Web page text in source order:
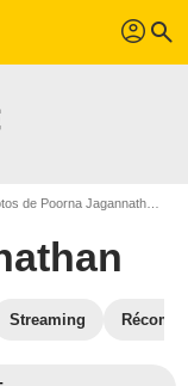
profil search
de Poorna Jagannathan
Streaming